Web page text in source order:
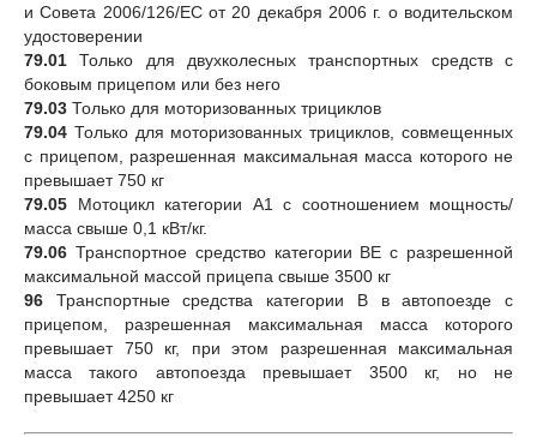
и Совета 2006/126/ЕС от 20 декабря 2006 г. о водительском
удостоверении
79.01
Только для двухколесных транспортных средств с
боковым прицепом или без него
79.03 Только для моторизованных трициклов
79.04 Только для моторизованных трициклов, совмещенных
с прицепом, разрешенная максимальная масса которого не
превышает 750 кг
79.05
Мотоцикл категории А1 с соотношением мощность/
масса свыше 0,1 кВт/кг.
79.06 Транспортное средство категории ВЕ с разрешенной
максимальной массой прицепа свыше 3500 кг
96
Транспортные средства категории В в автопоезде с
прицепом, разрешенная максимальная масса которого
превышает 750 кг, при этом разрешенная максимальная
масса такого автопоезда превышает 3500 кг, но не
превышает 4250 кг